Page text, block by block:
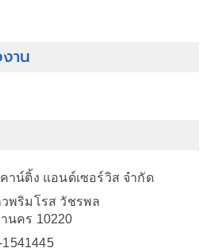
าน
าน์ติ้ง แอนด์เซอร์วิส จำกัด
พริมโรส วัชรพล
นคร 10220